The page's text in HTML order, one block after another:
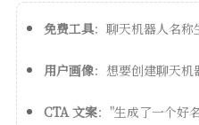
免费工具：聊天机器人名称
用户画像：想要创建聊天机
CTA 文案："生成了一个好